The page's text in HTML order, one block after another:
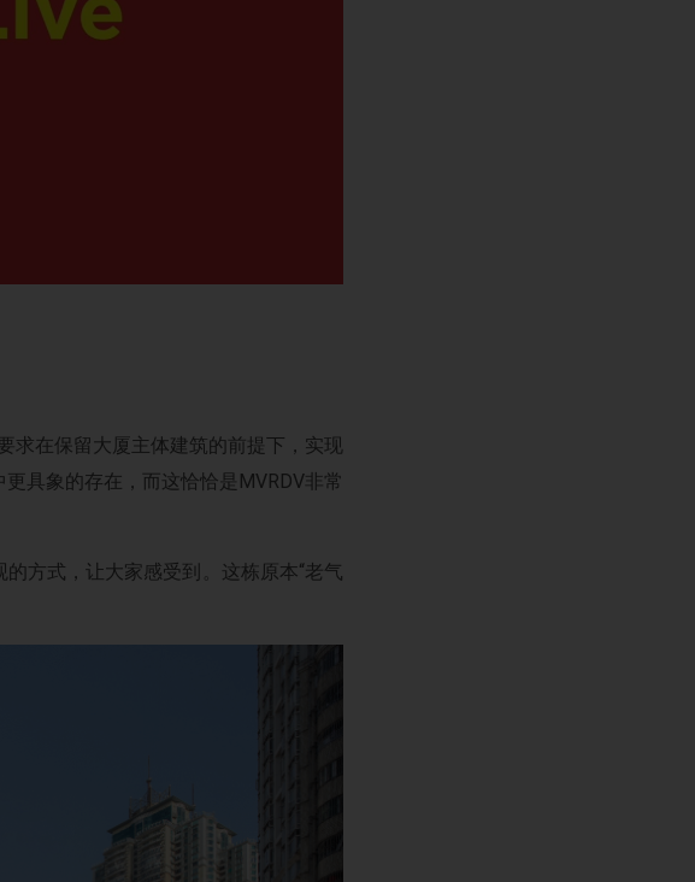
求在保留大厦主体建筑的前提下，实现
具象的存在，而这恰恰是MVRDV非常
方式，让大家感受到。这栋原本“老气